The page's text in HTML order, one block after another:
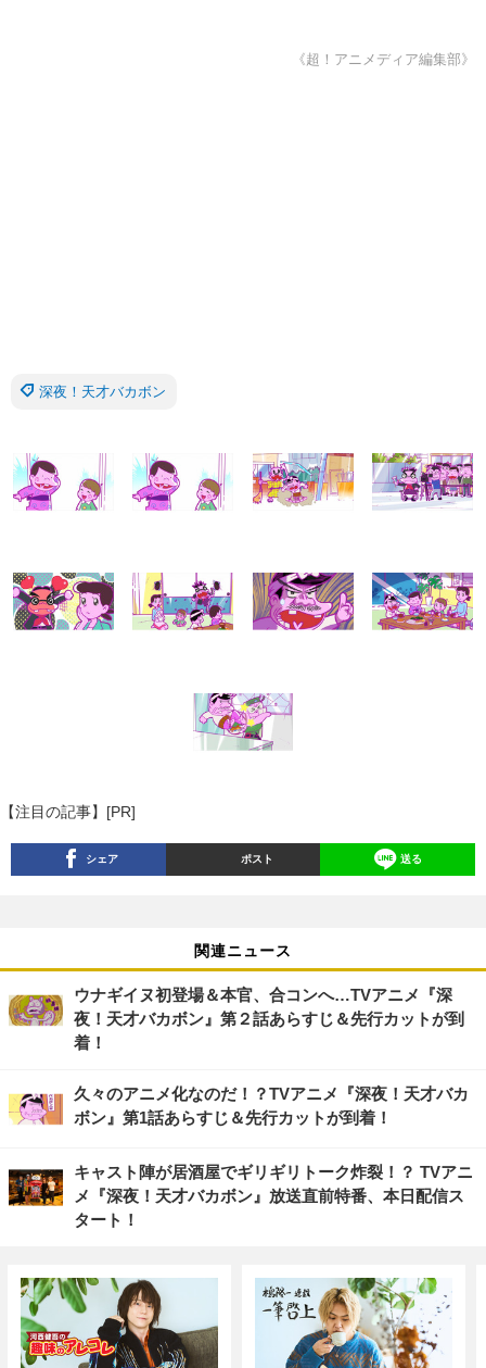
《超！アニメディア編集部》
深夜！天才バカボン
【注目の記事】[PR]
シェア ポスト 送る
関連ニュース
ウナギイヌ初登場＆本官、合コンへ…TVアニメ『深
夜！天才バカボン』第２話あらすじ＆先行カットが到
着！
久々のアニメ化なのだ！？TVアニメ『深夜！天才バカ
ボン』第1話あらすじ＆先行カットが到着！
キャスト陣が居酒屋でギリギリトーク炸裂！？ TVアニ
メ『深夜！天才バカボン』放送直前特番、本日配信ス
タート！